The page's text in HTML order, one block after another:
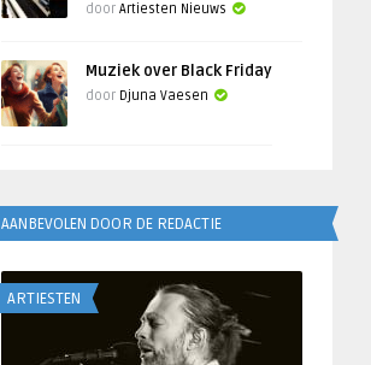
door Artiesten Nieuws
Muziek over Black Friday
door Djuna Vaesen
AANBEVOLEN DOOR DE REDACTIE
ARTIESTEN